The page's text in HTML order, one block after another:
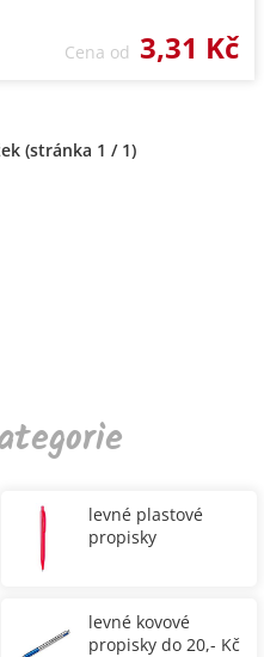
Cena od 3,31 Kč
(stránka 1 / 1)
levné plastové
propisky
levné kovové
propisky do 20,- Kč